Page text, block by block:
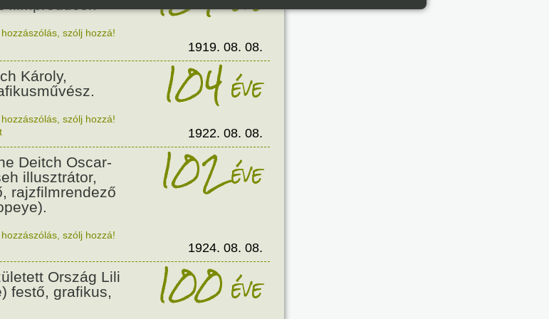
szólj hozzá!
1919. 08. 08.
Károly,
104éve
szólj hozzá!
1922. 08. 08.
Deitch Oscar-
illusztrátor,
rajzfilmrendező
102éve
szólj hozzá!
1924. 08. 08.
Ország Lili
festő, grafikus,
100éve